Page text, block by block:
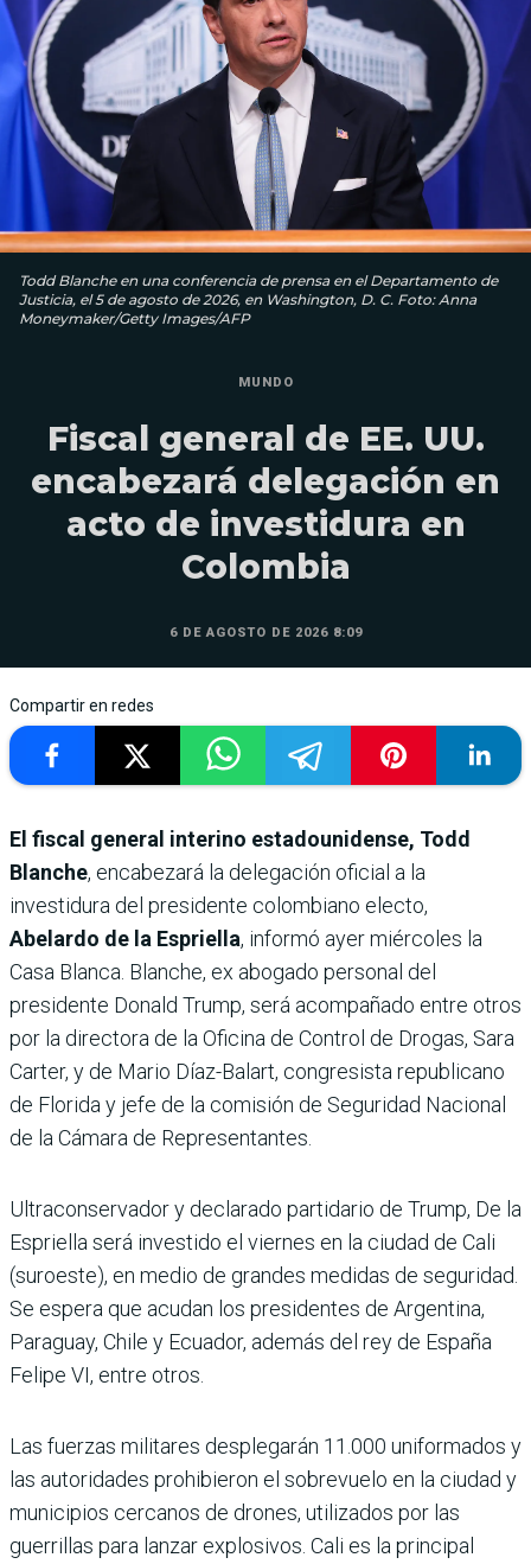
Todd Blanche en una conferencia de prensa en el Departamento de
Justicia, el 5 de agosto de 2026, en Washington, D. C. Foto: Anna
Moneymaker/Getty Images/AFP
MUNDO
Fiscal general de EE. UU.
encabezará delegación en
acto de investidura en
Colombia
6 DE AGOSTO DE 2026 8:09
Compartir en redes
El fiscal general interino estadounidense, Todd
Blanche, encabezará la delegación oficial a la
investidura del presidente colombiano electo,
Abelardo de la Espriella, informó ayer miércoles la
Casa Blanca. Blanche, ex abogado personal del
presidente Donald Trump, será acompañado entre otros
por la directora de la Oficina de Control de Drogas, Sara
Carter, y de Mario Díaz-Balart, congresista republicano
de Florida y jefe de la comisión de Seguridad Nacional
de la Cámara de Representantes.
Ultraconservador y declarado partidario de Trump, De la
Espriella será investido el viernes en la ciudad de Cali
(suroeste), en medio de grandes medidas de seguridad.
Se espera que acudan los presidentes de Argentina,
Paraguay, Chile y Ecuador, además del rey de España
Felipe VI, entre otros.
Las fuerzas militares desplegarán 11.000 uniformados y
las autoridades prohibieron el sobrevuelo en la ciudad y
municipios cercanos de drones, utilizados por las
guerrillas para lanzar explosivos. Cali es la principal